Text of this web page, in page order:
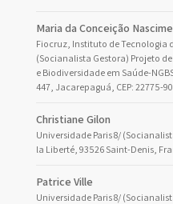
Maria da Conceição
Fiocruz, Instituto de Tecnologia
(Socianalista Gestora) Projeto
e Biodiversidade em Saúde-
447, Jacarepaguá, CEP: 22775-
Christiane Gilon
Universidade Paris 8/
la Liberté, 93526 Saint-Denis,
Patrice Ville
Universidade Paris 8/